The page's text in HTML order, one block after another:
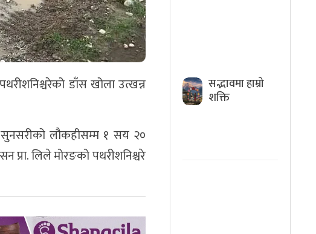
डाँस खोला उत्खन्न
लौकहीसम्म १ सय २०
प्रा. लिले मोरङको पथरीशनिश्चरे
सद्भावमा हाम्रो
शक्ति